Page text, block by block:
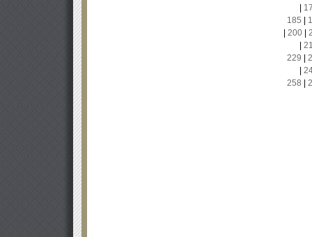
185
200|
229
258